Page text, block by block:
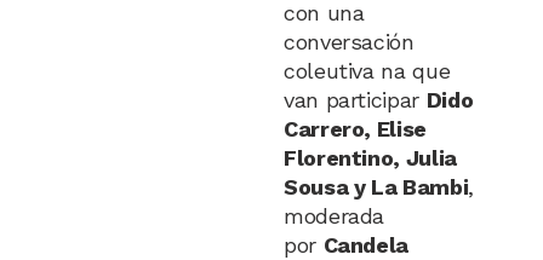
con una
conversación
coleutiva na que
van participar Dido
Carrero, Elise
Florentino, Julia
Sousa y La Bambi,
moderada
por Candela